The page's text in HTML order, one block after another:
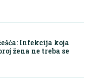
Infekcija koja
žena ne treba se